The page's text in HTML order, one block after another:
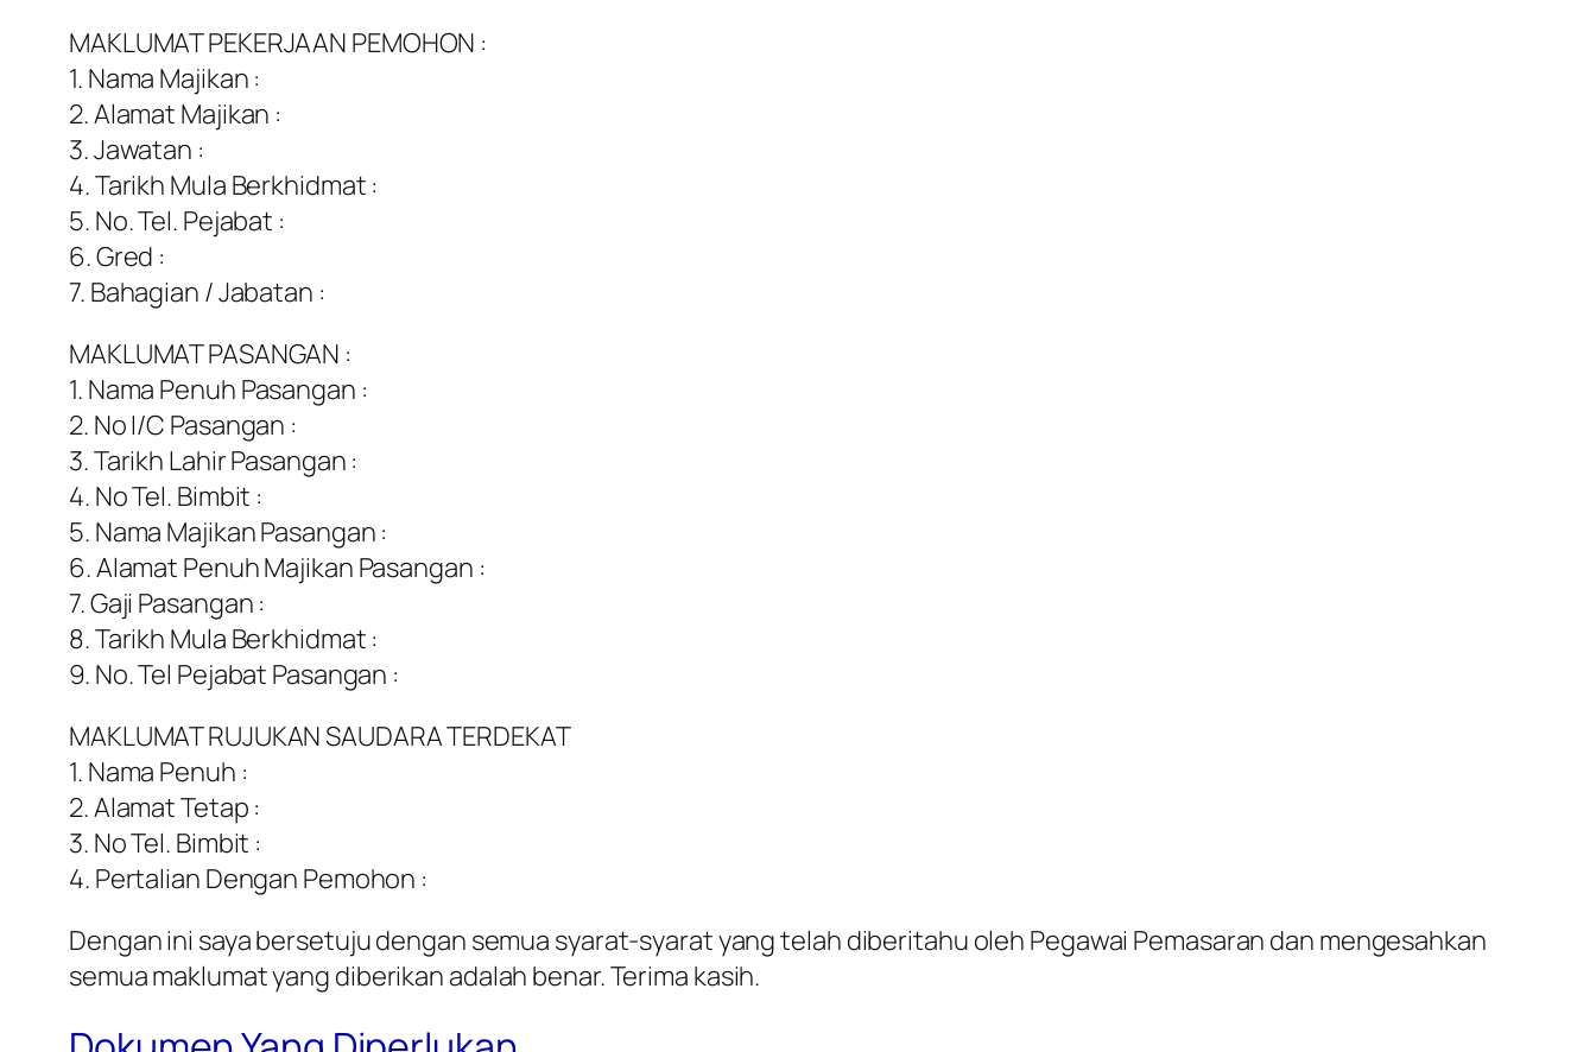
MAKLUMAT PEKERJAAN PEMOHON :
1. Nama Majikan :
2. Alamat Majikan :
3. Jawatan :
4. Tarikh Mula Berkhidmat :
5. No. Tel. Pejabat :
6. Gred :
7. Bahagian / Jabatan :
MAKLUMAT PASANGAN :
1. Nama Penuh Pasangan :
2. No I/C Pasangan :
3. Tarikh Lahir Pasangan :
4. No Tel. Bimbit :
5. Nama Majikan Pasangan :
6. Alamat Penuh Majikan Pasangan :
7. Gaji Pasangan :
8. Tarikh Mula Berkhidmat :
9. No. Tel Pejabat Pasangan :
MAKLUMAT RUJUKAN SAUDARA TERDEKAT
1. Nama Penuh :
2. Alamat Tetap :
3. No Tel. Bimbit :
4. Pertalian Dengan Pemohon :
Dengan ini saya bersetuju dengan semua syarat-syarat yang telah diberitahu oleh Pegawai Pemasaran dan mengesahkan
semua maklumat yang diberikan adalah benar. Terima kasih.